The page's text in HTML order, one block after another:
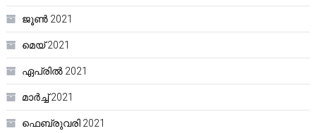
ജൂൺ 2021
മെയ്‌ 2021
ഏപ്രിൽ 2021
മാർച്ച്‌ 2021
ഫെബ്രുവരി 2021